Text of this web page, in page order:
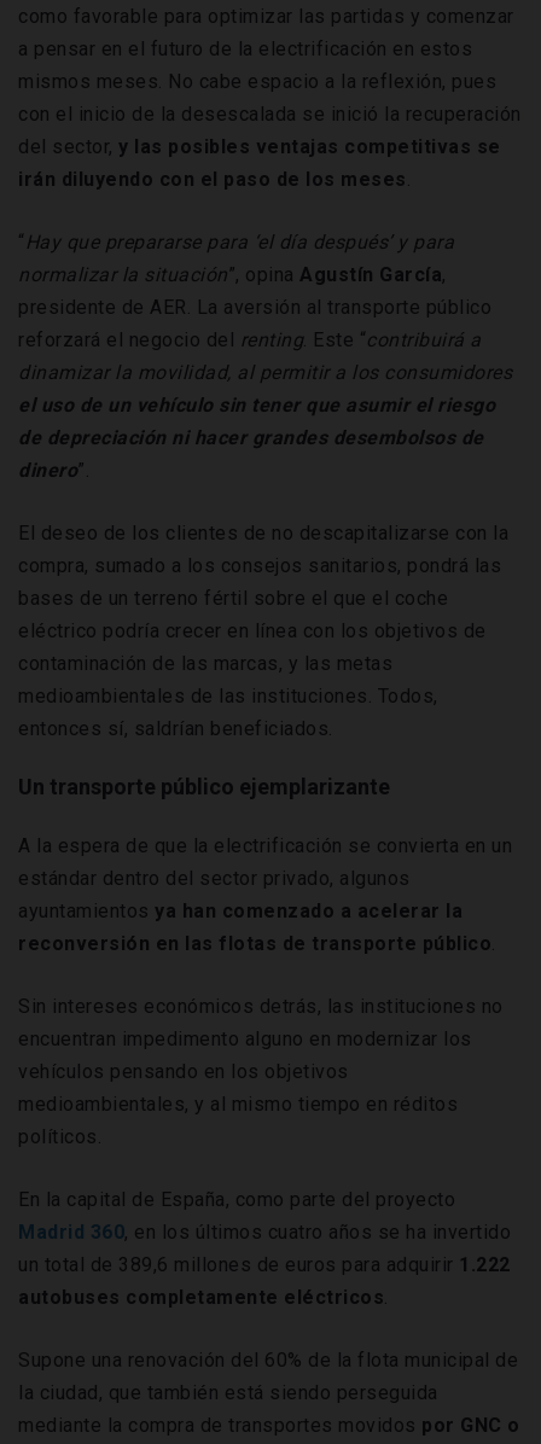
como favorable para optimizar las partidas y comenzar
a pensar en el futuro de la electrificación en estos
mismos meses. No cabe espacio a la reflexión, pues
con el inicio de la desescalada se inició la recuperación
del sector, y las posibles ventajas competitivas se
irán diluyendo con el paso de los meses.
“ Hay que prepararse para ‘el día después’ y para
normalizar la situación”, opina Agustín García,
presidente de AER. La aversión al transporte público
reforzará el negocio del renting. Este “contribuirá a
dinamizar la movilidad, al permitir a los consumidores
el uso de un vehículo sin tener que asumir el riesgo
de depreciación ni hacer grandes desembolsos de
dinero”.
El deseo de los clientes de no descapitalizarse con la
compra, sumado a los consejos sanitarios, pondrá las
bases de un terreno fértil sobre el que el coche
eléctrico podría crecer en línea con los objetivos de
contaminación de las marcas, y las metas
medioambientales de las instituciones. Todos,
entonces sí, saldrían beneficiados.
Un transporte público ejemplarizante
A la espera de que la electrificación se convierta en un
estándar dentro del sector privado, algunos
ayuntamientos ya han comenzado a acelerar la
reconversión en las flotas de transporte público.
Sin intereses económicos detrás, las instituciones no
encuentran impedimento alguno en modernizar los
vehículos pensando en los objetivos
medioambientales, y al mismo tiempo en réditos
políticos.
En la capital de España, como parte del proyecto
Madrid 360, en los últimos cuatro años se ha invertido
un total de 389,6 millones de euros para adquirir 1.222
autobuses completamente eléctricos.
Supone una renovación del 60% de la flota municipal de
la ciudad, que también está siendo perseguida
mediante la compra de transportes movidos por GNC o